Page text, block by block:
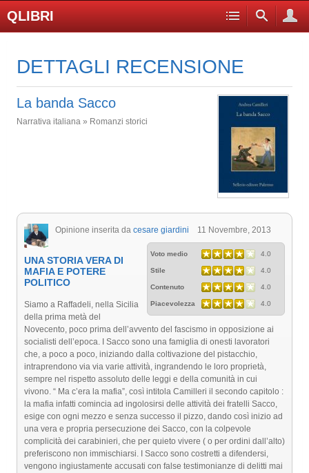
QLIBRI
DETTAGLI RECENSIONE
La banda Sacco
Narrativa italiana » Romanzi storici
Opinione inserita da cesare giardini 11 Novembre, 2013
Voto medio 4.0
Stile 4.0
Contenuto 4.0
Piacevolezza 4.0
UNA STORIA VERA DI
MAFIA E POTERE
POLITICO
Siamo a Raffadeli, nella Sicilia
della prima metà del
Novecento, poco prima dell’avvento del fascismo in opposizione ai
socialisti dell’epoca. I Sacco sono una famiglia di onesti lavoratori
che, a poco a poco, iniziando dalla coltivazione del pistacchio,
intraprendono via via varie attività, ingrandendo le loro proprietà,
sempre nel rispetto assoluto delle leggi e della comunità in cui
vivono. “ Ma c’era la mafia”, così intitola Camilleri il secondo capitolo :
la mafia infatti comincia ad ingolosirsi delle attività dei fratelli Sacco,
esige con ogni mezzo e senza successo il pizzo, dando così inizio ad
una vera e propria persecuzione dei Sacco, con la colpevole
complicità dei carabinieri, che per quieto vivere ( o per ordini dall’alto)
preferiscono non immischiarsi. I Sacco sono costretti a difendersi,
vengono ingiustamente accusati con false testimonianze di delitti mai